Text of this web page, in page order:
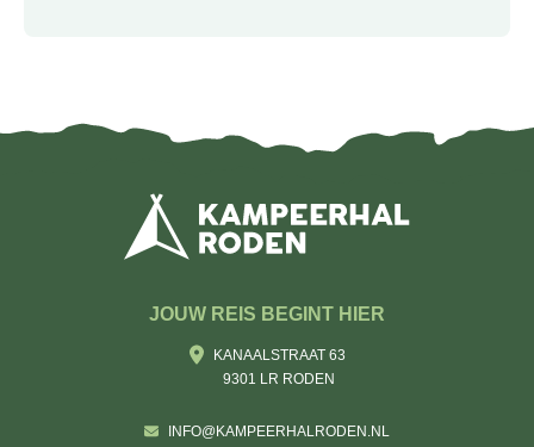
JOUW REIS BEGINT HIER
KANAALSTRAAT 63
9301 LR RODEN
INFO@KAMPEERHALRODEN.NL